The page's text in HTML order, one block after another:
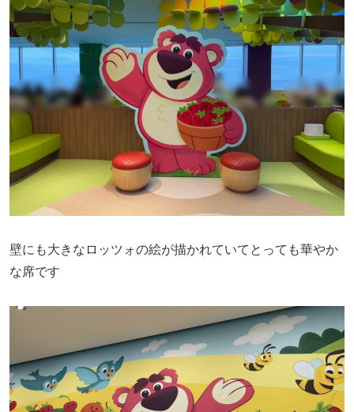
壁にも大きなロッツォの絵が描かれていてとっても華やか
な席です